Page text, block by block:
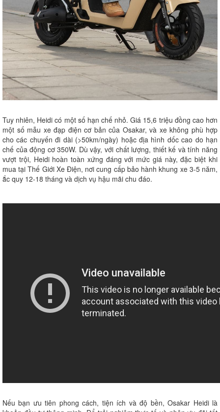
Tuy nhiên, Heidi có một số hạn chế nhỏ. Giá 15,6 triệu đồng cao hơn
một số mẫu xe đạp điện cơ bản của Osakar, và xe không phù hợp
cho các chuyến đi dài (>50km/ngày) hoặc địa hình dốc cao do hạn
chế của động cơ 350W. Dù vậy, với chất lượng, thiết kế và tính năng
vượt trội, Heidi hoàn toàn xứng đáng với mức giá này, đặc biệt khi
mua tại Thế Giới Xe Điện, nơi cung cấp bảo hành khung xe 3-5 năm,
ắc quy 12-18 tháng và dịch vụ hậu mãi chu đáo.
Nếu bạn ưu tiên phong cách, tiện ích và độ bền, Osakar Heidi là